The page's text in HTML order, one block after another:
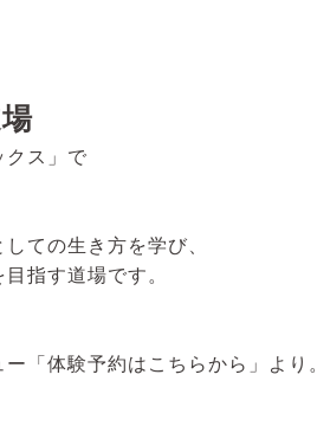
クス」で
ての生き方を学び、
指す道場です。
「体験予約はこちらから」より。